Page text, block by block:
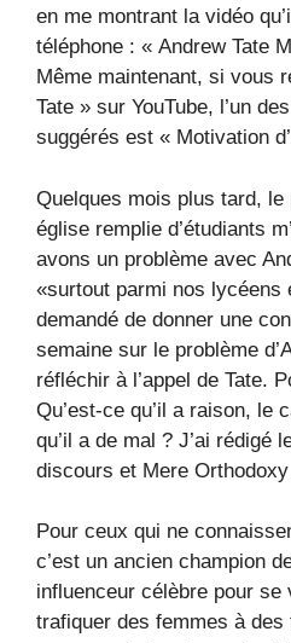
en me montrant la vidéo
téléphone : « Andrew Tate
Même maintenant, si vous
Tate » sur YouTube, l’un
suggérés est « Motivation
Quelques mois plus tard, le
église remplie d’étudiants
avons un problème avec
«surtout parmi nos lycéens
demandé de donner une
semaine sur le problème
réfléchir à l’appel de Tate.
Qu’est-ce qu’il a raison, le
qu’il a de mal ? J’ai rédigé
discours et Mere Orthodoxy
Pour ceux qui ne
c’est un ancien champion
influenceur célèbre pour
trafiquer des femmes à des